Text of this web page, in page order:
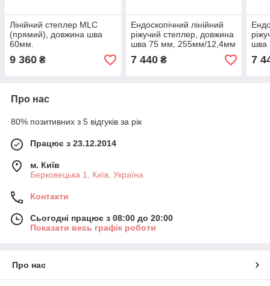
Лінійний степлер MLC
(прямий), довжина шва
60мм.
9 360 ₴
Ендоскопічний лінійний
ріжучий степлер, довжина
шва 75 мм, 255мм/12,4мм
7 440₴
шва
7
Про нас
80% позитивних з 5 відгуків за рік
Працює з 23.12.2014
м. Київ
Берковецька 1, Київ, Україна
Контакти
Сьогодні працює з 08:00 до 20:00
Показати весь графік роботи
Про нас